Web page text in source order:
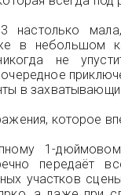
настолько
в небольшом
не
в
которое
1-
передаёт
участков